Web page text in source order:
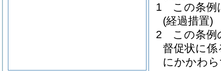
1
この条例
(経過措置)
2
この条例
督促状に
にかかわ